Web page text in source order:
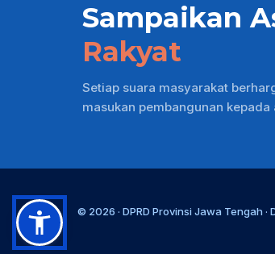
Sampaikan
Rakyat
Setiap suara masyarakat
masukan pembangunan
© 2026 · DPRD Provinsi Jawa Tengah ·